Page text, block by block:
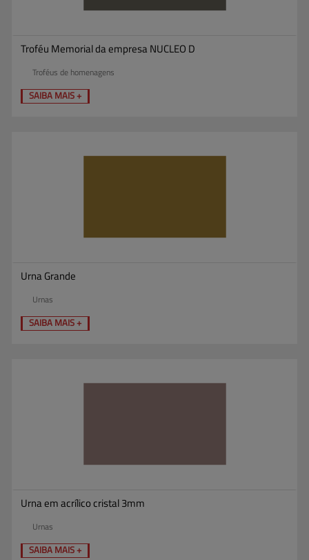
Troféu Memorial da empresa NUCLEO D
Troféus de homenagens
SAIBA MAIS +
Urna Grande
Urnas
SAIBA MAIS +
Urna em acrílico cristal 3mm
Urnas
SAIBA MAIS +